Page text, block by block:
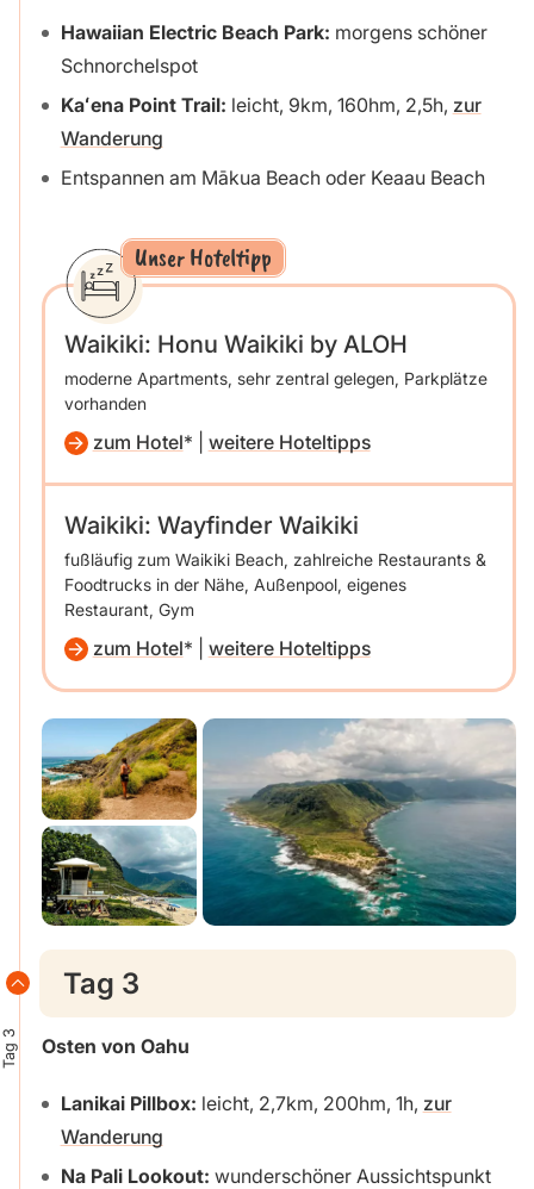
Hawaiian Electric Beach Park: morgens schöner
Schnorchelspot
Kaʻena Point Trail: leicht, 9km, 160hm, 2,5h, zur
Wanderung
Entspannen am Mākua Beach oder Keaau Beach
Unser Hoteltipp
Waikiki: Honu Waikiki by ALOH
moderne Apartments, sehr zentral gelegen, Parkplätze
vorhanden
zum Hotel weitere Hoteltipps
Waikiki: Wayfinder Waikiki
fußläufig zum Waikiki Beach, zahlreiche Restaurants &
Foodtrucks in der Nähe, Außenpool, eigenes
Restaurant, Gym
zum Hotel weitere Hoteltipps
Tag 3
Tag 3
Osten von Oahu
Lanikai Pillbox: leicht, 2,7km, 200hm, 1h, zur
Wanderung
Na Pali Lookout: wunderschöner Aussichtspunkt